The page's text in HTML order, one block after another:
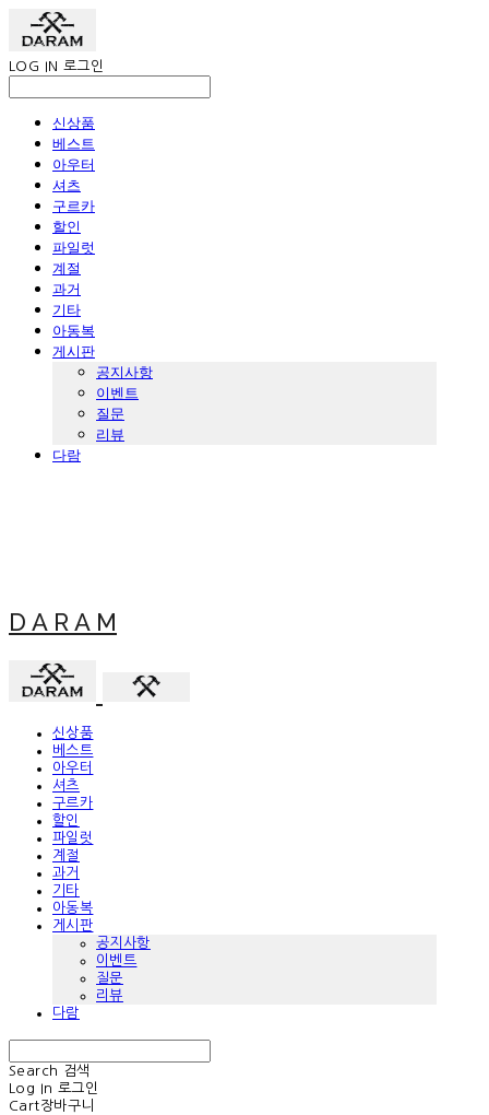
LOG IN 로그인
신상품
베스트
아우터
셔츠
구르카
할인
파일럿
계절
과거
기타
아동복
게시판
공지사항
이벤트
질문
리뷰
다람
D A R A M
신상품
베스트
아우터
셔츠
구르카
할인
파일럿
계절
과거
기타
아동복
게시판
공지사항
이벤트
질문
리뷰
다람
Search
검색
Log In 로그인
Cart장바구니